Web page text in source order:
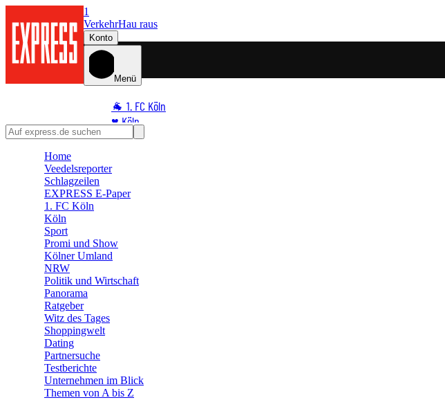
1
VerkehrHau raus
Konto
Menü
🐐 1. FC Köln
♥️ Köln
⭐ Promi
🛒 Shoppingwelt
🧩 Spiele
Home
Veedelsreporter
Schlagzeilen
EXPRESS E-Paper
1. FC Köln
Köln
Sport
Promi und Show
Kölner Umland
NRW
Politik und Wirtschaft
Panorama
Ratgeber
Witz des Tages
Shoppingwelt
Dating
Partnersuche
Testberichte
Unternehmen im Blick
Themen von A bis Z